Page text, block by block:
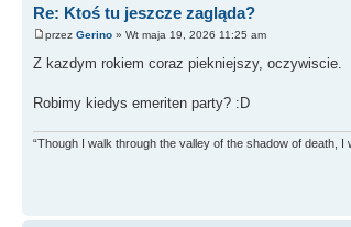
Re: Ktoś tu jeszcze zagląda?
przez Gerino » Wt maja 19, 2026 11:25 am
Z kazdym rokiem coraz piekniejszy, oczywiscie.
Robimy kiedys emeriten party? :D
“Though I walk through the valley of the shadow of death, I